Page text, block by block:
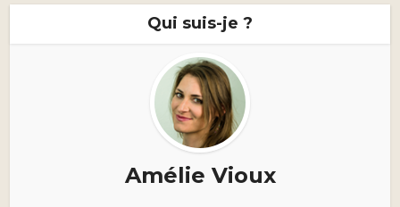
Qui suis-je ?
Amélie Vioux